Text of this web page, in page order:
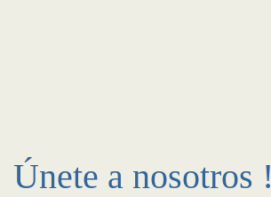
Únete a nosotros !